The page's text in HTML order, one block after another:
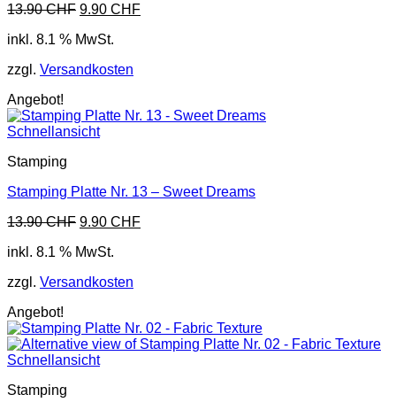
13.90CHF Ursprünglicher
war:
9.90 CHFAktueller
inkl. 8.1 % MwSt.
zzgl. Versandkosten
Angebot!
Schnellansicht
Stamping
Stamping Platte Nr. 13 – Sweet Dreams
13.90CHF Ursprünglicher
war:
9.90 CHFAktueller
inkl. 8.1 % MwSt.
zzgl. Versandkosten
Angebot!
Schnellansicht
Stamping